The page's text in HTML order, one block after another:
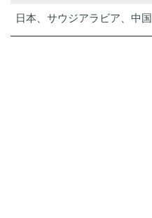
日本、サウジアラビア、中国